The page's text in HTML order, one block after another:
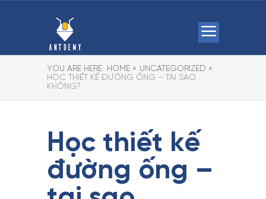
YOU ARE HERE: HOME » UNCATEGORIZED »
HỌC THIẾT KẾ ĐƯỜNG ỐNG – TẠI SAO
KHÔNG?
Học thiết kế
đường ống –